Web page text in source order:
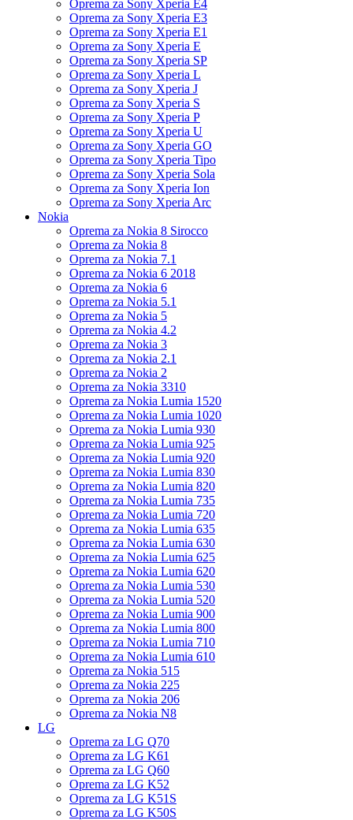
Oprema za Sony Xperia E4
Oprema za Sony Xperia E3
Oprema za Sony Xperia E1
Oprema za Sony Xperia E
Oprema za Sony Xperia SP
Oprema za Sony Xperia L
Oprema za Sony Xperia J
Oprema za Sony Xperia S
Oprema za Sony Xperia P
Oprema za Sony Xperia U
Oprema za Sony Xperia GO
Oprema za Sony Xperia Tipo
Oprema za Sony Xperia Sola
Oprema za Sony Xperia Ion
Oprema za Sony Xperia Arc
Nokia
Oprema za Nokia 8 Sirocco
Oprema za Nokia 8
Oprema za Nokia 7.1
Oprema za Nokia 6 2018
Oprema za Nokia 6
Oprema za Nokia 5.1
Oprema za Nokia 5
Oprema za Nokia 4.2
Oprema za Nokia 3
Oprema za Nokia 2.1
Oprema za Nokia 2
Oprema za Nokia 3310
Oprema za Nokia Lumia 1520
Oprema za Nokia Lumia 1020
Oprema za Nokia Lumia 930
Oprema za Nokia Lumia 925
Oprema za Nokia Lumia 920
Oprema za Nokia Lumia 830
Oprema za Nokia Lumia 820
Oprema za Nokia Lumia 735
Oprema za Nokia Lumia 720
Oprema za Nokia Lumia 635
Oprema za Nokia Lumia 630
Oprema za Nokia Lumia 625
Oprema za Nokia Lumia 620
Oprema za Nokia Lumia 530
Oprema za Nokia Lumia 520
Oprema za Nokia Lumia 900
Oprema za Nokia Lumia 800
Oprema za Nokia Lumia 710
Oprema za Nokia Lumia 610
Oprema za Nokia 515
Oprema za Nokia 225
Oprema za Nokia 206
Oprema za Nokia N8
LG
Oprema za LG Q70
Oprema za LG K61
Oprema za LG Q60
Oprema za LG K52
Oprema za LG K51S
Oprema za LG K50S